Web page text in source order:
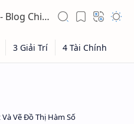
& Tài liệu Toán học
Và Vẽ Đồ Thị Hàm Số